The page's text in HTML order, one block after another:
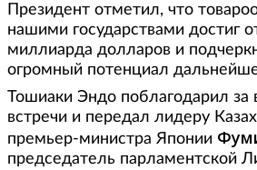
Президент отметил, что
нашими государствами достиг
миллиарда долларов и
огромный потенциал
Тошиаки Эндо поблагодарил за
встречи и передал лидеру
премьер-министра Японии
председатель парламентской